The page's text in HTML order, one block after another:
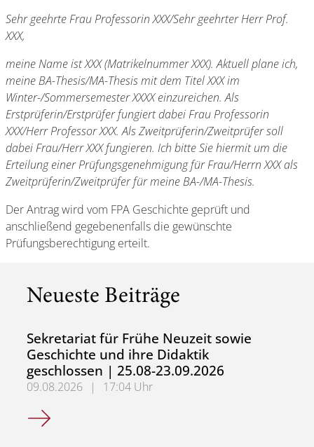
Sehr geehrte Frau Professorin XXX/Sehr geehrter Herr Prof.
XXX,
meine Name ist XXX (Matrikelnummer XXX). Aktuell plane ich,
meine BA-Thesis/MA-Thesis mit dem Titel XXX im
Winter-/Sommersemester XXXX einzureichen. Als
Erstprüferin/Erstprüfer fungiert dabei Frau Professorin
XXX/Herr Professor XXX. Als Zweitprüferin/Zweitprüfer soll
dabei Frau/Herr XXX fungieren. Ich bitte Sie hiermit um die
Erteilung einer Prüfungsgenehmigung für Frau/Herrn XXX als
Zweitprüferin/Zweitprüfer für meine BA-/MA-Thesis.
Der Antrag wird vom FPA Geschichte geprüft und
anschließend gegebenenfalls die gewünschte
Prüfungsberechtigung erteilt.
Neueste Beiträge
Sekretariat für Frühe Neuzeit sowie
Geschichte und ihre Didaktik
geschlossen | 25.08-23.09.2026
09.08.2026 |
17:04 Uhr
Sekretariat für Frühe Neuzeit sowie Geschichte und